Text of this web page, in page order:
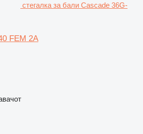
стегалка за бали Cascade 36G-
FEM 2A